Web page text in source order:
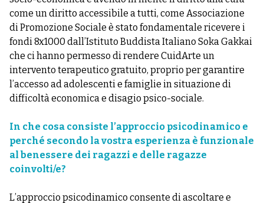
come un diritto accessibile a tutti, come Associazione
di Promozione Sociale è stato fondamentale ricevere i
fondi 8x1000 dall’Istituto Buddista Italiano Soka Gakkai
che ci hanno permesso di rendere CuidArte un
intervento terapeutico gratuito, proprio per garantire
l’accesso ad adolescenti e famiglie in situazione di
difficoltà economica e disagio psico-sociale.
In che cosa consiste l’approccio psicodinamico e
perché secondo la vostra esperienza è funzionale
al benessere dei ragazzi e delle ragazze
coinvolti/e?
L’approccio psicodinamico consente di ascoltare e